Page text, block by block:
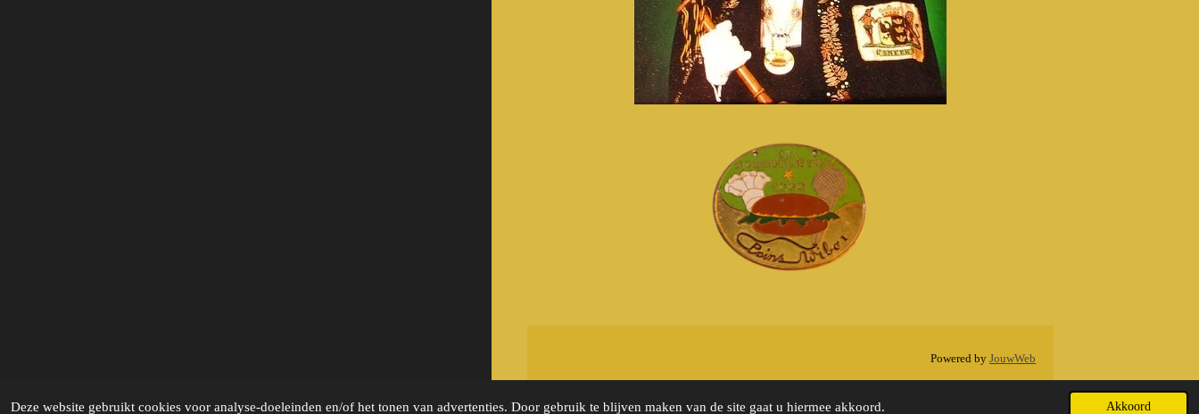
Deze website gebruikt cookies voor analyse-doeleinden en/of het tonen van advertenties. Door gebruik te blijven maken van de site gaat u hiermee akkoord. Akkoord
Powered byJouwWeb